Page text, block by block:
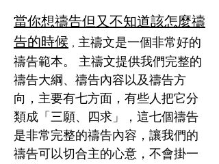
當你想禱告但又不知道該怎麼禱
告的時候 ， 主禱文是一個非常好的
禱告範本。 主禱文提供我們完整的
禱告大綱、禱告內容以及禱告方
向，主要有七方面，有些人把它分
類成「三願、四求」，這七個禱告
是非常完整的禱告內容，讓我們的
禱告可以切合主的心意，不會掛一